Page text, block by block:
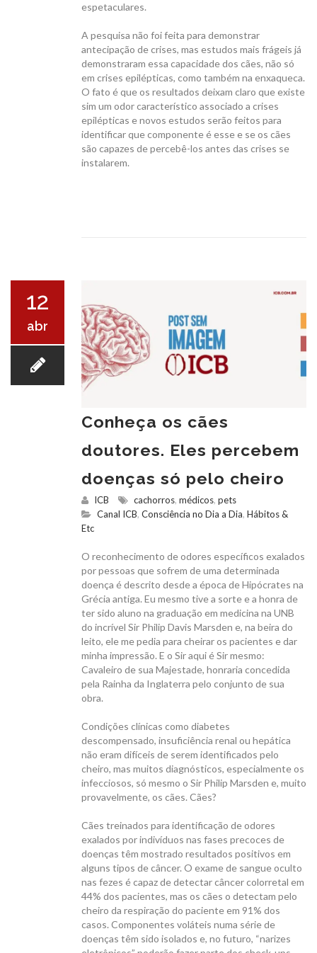
espetaculares.
A pesquisa não foi feita para demonstrar
antecipação de crises, mas estudos mais frágeis já
demonstraram essa capacidade dos cães, não só
em crises epilépticas, como também na enxaqueca.
O fato é que os resultados deixam claro que existe
sim um odor característico associado a crises
epilépticas e novos estudos serão feitos para
identificar que componente é esse e se os cães
são capazes de percebê-los antes das crises se
instalarem.
12
abr
Conheça os cães
doutores. Eles percebem
doenças só pelo cheiro
ICB cachorros, médicos, pets
Canal ICB, Consciência no Dia a Dia, Hábitos &
Etc
O reconhecimento de odores específicos exalados
por pessoas que sofrem de uma determinada
doença é descrito desde a época de Hipócrates na
Grécia antiga. Eu mesmo tive a sorte e a honra de
ter sido aluno na graduação em medicina na UNB
do incrível Sir Philip Davis Marsden e, na beira do
leito, ele me pedia para cheirar os pacientes e dar
minha impressão. E o Sir aqui é Sir mesmo:
Cavaleiro de sua Majestade, honraria concedida
pela Rainha da Inglaterra pelo conjunto de sua
obra.
Condições clínicas como diabetes
descompensado, insuficiência renal ou hepática
não eram difíceis de serem identificados pelo
cheiro, mas muitos diagnósticos, especialmente os
infecciosos, só mesmo o Sir Philip Marsden e, muito
provavelmente, os cães. Cães?
Cães treinados para identificação de odores
exalados por indivíduos nas fases precoces de
doenças têm mostrado resultados positivos em
alguns tipos de câncer. O exame de sangue oculto
nas fezes é capaz de detectar câncer colorretal em
44% dos pacientes, mas os cães o detectam pelo
cheiro da respiração do paciente em 91% dos
casos. Componentes voláteis numa série de
doenças têm sido isolados e, no futuro, “narizes